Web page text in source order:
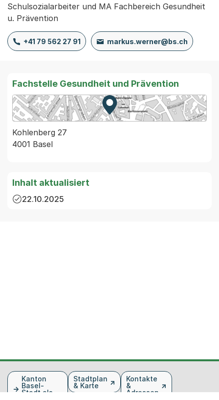
Schulsozialarbeiter und MA Fachbereich Gesundheit
u. Prävention
+41 79 562 27 91 markus.werner@bs.ch
Fachstelle Gesundheit und Prävention
Zur Karte von MapBS.
Externer Link, wird in einem
Kohlenberg 27
4001 Basel
Inhalt aktualisiert
22.10.2025
FusszeileKanton
Basel-
Stadt als
Stadtplan
& Karte
Kontakte
&
Adressen